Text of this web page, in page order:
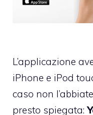
L’applicazione
iPhone e iPod
caso non
presto spiegata: